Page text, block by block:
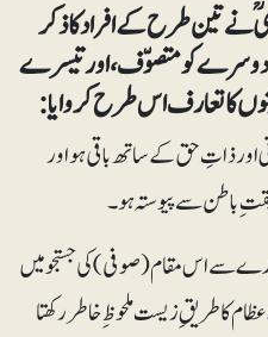
تین طرح کے افراد کا ذکر
دوسرے کو متصوّف، اور تیسرے
کا تعارف اس طرح کروایا:
اور ذاتِ حق کے ساتھ باقی ہو اور
باطن سے پیوستہ ہو۔
سے اس مقام (صوفی)کی جستجو میں
کا طریقِ زیست ملحوظ ِ خاطر رکھتا